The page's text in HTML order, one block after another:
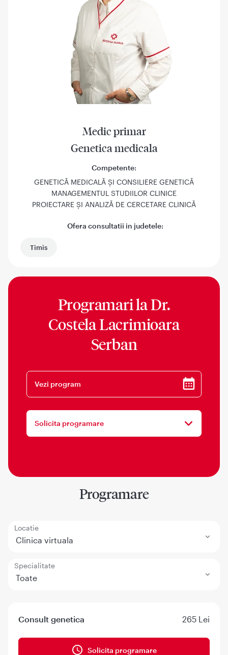
Medic primar
Genetica medicala
Competente:
GENETICĂ MEDICALĂ ȘI CONSILIERE GENETICĂ
MANAGEMENTUL STUDIILOR CLINICE
PROIECTARE ȘI ANALIZĂ DE CERCETARE CLINICĂ
Ofera consultatii in judetele:
Timis
Programari laDr.
Costela Lacrimioara
Serban
Vezi program
Solicita programare
Programare
Locatie
Clinica virtuala
Specialitate
Toate
Consult genetica 265 Lei
Solicita programare